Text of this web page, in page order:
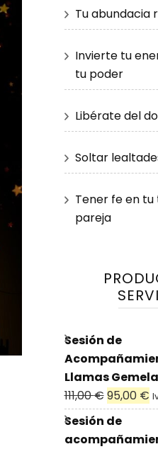
Tu abundacia
Invierte tu
tu poder
Libérate del
Soltar
Tener fe en
pareja
Sesión de
Llamas
111,00€95,00 €
Sesión de